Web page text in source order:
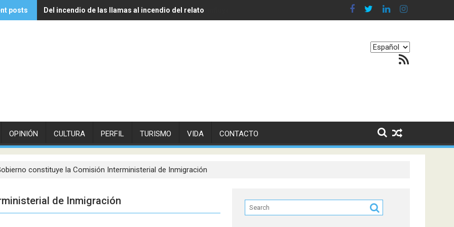
posts Del incendio de las llamas al incendio del relato
Experto de Vithas explica cómo las olas de calor influyen en nuestro equilibrio emocional
Elegir
Feed RSS
OPINIÓN CULTURA PERFIL TURISMO VIDA CONTACTO
constituye la Comisión Interministerial de Inmigración
de Inmigración